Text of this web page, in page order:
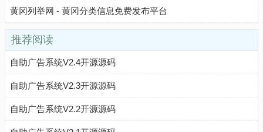
黄冈列举网 - 黄冈分类信息免费发布平台
推荐阅读
自助广告系统V2.4开源源码
自助广告系统V2.3开源源码
自助广告系统V2.2开源源码